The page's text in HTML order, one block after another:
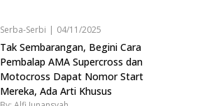
Serba-Serbi | 04/11/2025
Tak Sembarangan, Begini Cara
Pembalap AMA Supercross dan
Motocross Dapat Nomor Start
Mereka, Ada Arti Khusus